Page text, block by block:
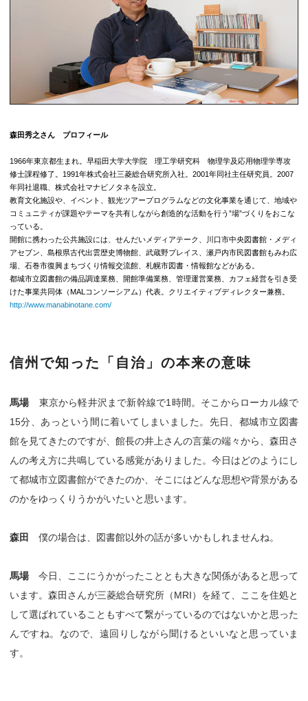
森田秀之さん プロフィール
1966年東京都生まれ。早稲田大学大学院 理工学研究科 物理学及応用物理学専攻
修士課程修了。1991年株式会社三菱総合研究所入社。2001年同社主任研究員。2007
年同社退職、株式会社マナビノタネを設立。
教育文化施設や、イベント、観光ツアープログラムなどの文化事業を通じて、地域や
コミュニティが課題やテーマを共有しながら創造的な活動を行う”場”づくりをおこな
っている。
開館に携わった公共施設には、せんだいメディアテーク、川口市中央図書館・メディ
アセブン、島根県古代出雲歴史博物館、武蔵野プレイス、瀬戸内市民図書館もみわ広
場、石巻市復興まちづくり情報交流館、札幌市図書・情報館などがある。
都城市立図書館の備品調達業務、開館準備業務、管理運営業務、カフェ経営を引き受
けた事業共同体（MALコンソーシアム）代表。クリエイティブディレクター兼務。
http://www.manabinotane.com/
信州で知った「自治」の本来の意味
馬場東京から軽井沢まで新幹線で1時間。そこからローカル線で
15分、あっという間に着いてしまいました。先日、都城市立図書
館を見てきたのですが、館長の井上さんの言葉の端々から、森田さ
んの考え方に共鳴している感覚がありました。今日はどのようにし
て都城市立図書館ができたのか、そこにはどんな思想や背景がある
のかをゆっくりうかがいたいと思います。
森田 僕の場合は、図書館以外の話が多いかもしれませんね。
馬場今日、ここにうかがったこととも大きな関係があると思って
います。森田さんが三菱総合研究所（MRI）を経て、ここを住処と
して選ばれていることもすべて繋がっているのではないかと思った
んですね。なので、遠回りしながら聞けるといいなと思っていま
す。